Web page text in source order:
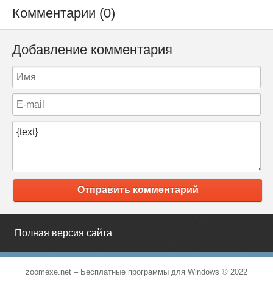
Комментарии (0)
Добавление комментария
Отправить комментарий
Полная версия сайта
zoomexe.net – Бесплатные программы для Windows © 2022